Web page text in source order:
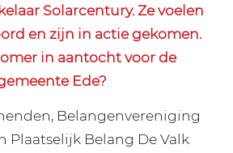
Solarcentury. Ze voelen
en zijn in actie gekomen.
in aantocht voor de
Ede?
Belangenvereniging
Plaatselijk Belang De Valk